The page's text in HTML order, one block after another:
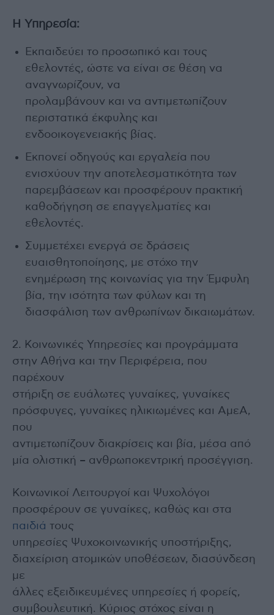
Η Υπηρεσία:
Εκπαιδεύει το προσωπικό και τους
εθελοντές, ώστε να είναι σε θέση να
αναγνωρίζουν, να
προλαμβάνουν και να αντιμετωπίζουν
περιστατικά έκφυλης και
ενδοοικογενειακής βίας.
Εκπονεί οδηγούς και εργαλεία που
ενισχύουν την αποτελεσματικότητα των
παρεμβάσεων και προσφέρουν πρακτική
καθοδήγηση σε επαγγελματίες και
εθελοντές.
Συμμετέχει ενεργά σε δράσεις
ευαισθητοποίησης, με στόχο την
ενημέρωση της κοινωνίας για την Έμφυλη
βία, την ισότητα των φύλων και τη
διασφάλιση των ανθρωπίνων δικαιωμάτων.
2. Κοινωνικές Υπηρεσίες και προγράμματα
στην Αθήνα και την Περιφέρεια, που
παρέχουν
στήριξη σε ευάλωτες γυναίκες, γυναίκες
πρόσφυγες, γυναίκες ηλικιωμένες και ΑμεΑ,
που
αντιμετωπίζουν διακρίσεις και βία, μέσα από
μία ολιστική – ανθρωποκεντρική προσέγγιση.
Κοινωνικοί Λειτουργοί και Ψυχολόγοι
προσφέρουν σε γυναίκες, καθώς και στα
παιδιά τους
υπηρεσίες Ψυχοκοινωνικής υποστήριξης,
διαχείριση ατομικών υποθέσεων, διασύνδεση
με
άλλες εξειδικευμένες υπηρεσίες ή φορείς,
συμβουλευτική. Κύριος στόχος είναι η